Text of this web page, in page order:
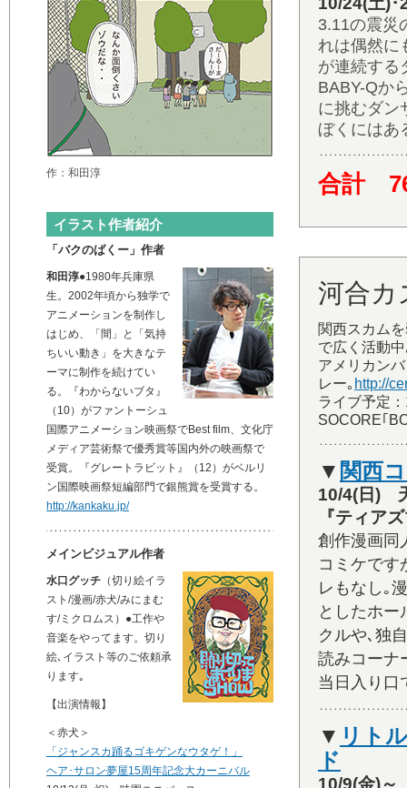
作：和田淳
イラスト作者紹介
「バクのばくー」作者
和田淳●1980年兵庫県
生。2002年頃から独学で
アニメーションを制作し
はじめ、「間」と「気持
ちいい動き」を大きなテ
ーマに制作を続けてい
る。『わからないブタ』
（10）がファントーシュ
国際アニメーション映画祭でBest film、文化庁
メディア芸術祭で優秀賞等国内外の映画祭で
受賞。『グレートラビット』（12）がベルリ
ン国際映画祭短編部門で銀熊賞を受賞する。
http://kankaku.jp/
メインビジュアル作者
水口グッチ （切り絵イラ
スト/漫画/赤犬/みにまむ
す/ミクロムス）●工作や
音楽をやってます。切り
絵､イラスト等のご依頼承
ります｡
【出演情報】
＜赤犬＞
「ジャンスカ踊るゴキゲンなウタゲ！」
ヘア･サロン夢屋15周年記念大カーニバル
3.11の震災
れは偶然に
が連続する
BABY-Qか
に挑むダン
ぼくにはあ
合計
河合カ
関西スカム
で広く活動
アメリカン
レー｡ http://
ライブ予定
SOCORE｢
▼ 関西
10/4(日)
『ティア
創作漫画同
コミケです
レもなし｡
としたホー
クルや､独
読みコーナ
当日入り口
▼ リト
ド
10/9(金)